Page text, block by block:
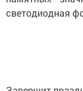
светодиодная